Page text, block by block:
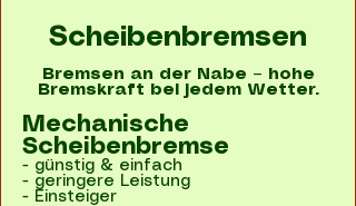
Scheibenbremsen
Bremsen an der Nabe – hohe
Bremskraft bei jedem Wetter.
Mechanische
Scheibenbremse
- günstig & einfach
- geringere Leistung
- Einsteiger